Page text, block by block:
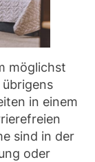
möglichst
in einem
sind in der
oder